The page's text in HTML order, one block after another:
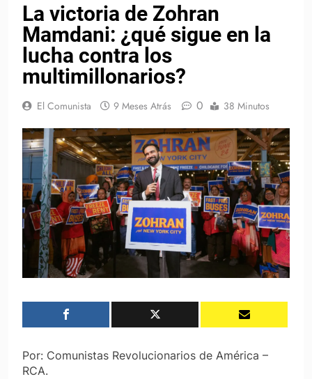
La victoria de Zohran
Mamdani: ¿qué sigue en la
lucha contra los
multimillonarios?
El Comunista 9 Meses Atrás 0 38 Minutos
Por: Comunistas Revolucionarios de América –
RCA.